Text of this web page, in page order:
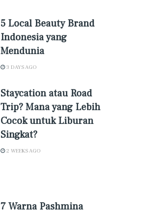
5 Local Beauty Brand
Indonesia yang
Mendunia
3 DAYS AGO
Staycation atau Road
Trip? Mana yang Lebih
Cocok untuk Liburan
Singkat?
2 WEEKS AGO
7 Warna Pashmina